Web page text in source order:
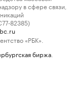
в сфере связи,
82385)
«РБК».
биржа